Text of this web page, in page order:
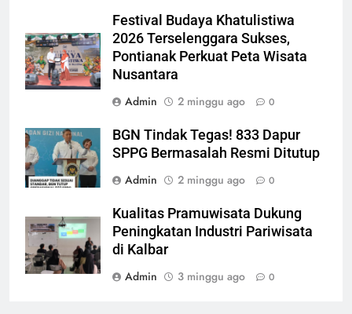
Festival Budaya Khatulistiwa
2026 Terselenggara Sukses,
Pontianak Perkuat Peta Wisata
Nusantara
Admin
2 minggu ago 0
BGN Tindak Tegas! 833 Dapur
SPPG Bermasalah Resmi Ditutup
Admin
2 minggu ago 0
Kualitas Pramuwisata Dukung
Peningkatan Industri Pariwisata
di Kalbar
Admin
3 minggu ago 0